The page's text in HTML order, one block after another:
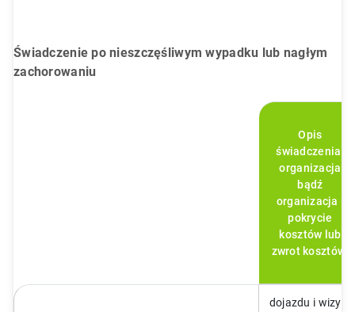
Świadczenie po nieszczęśliwym wypadku lub nagłym
zachorowaniu
Opis
świadczenia:
organizacja
bądź
organizacja i
pokrycie
kosztów lub
zwrot kosztów:
dojazdu i wizyty